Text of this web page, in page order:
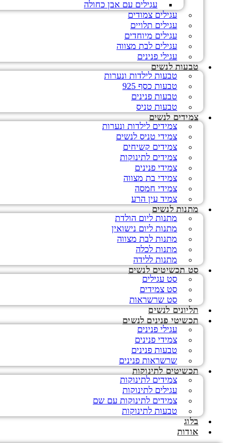
עגילים עם אבן כחולה
עגילים צמודים
עגילים תלויים
עגילים מיוחדים
עגילים לבת מצווה
עגילי פנינים
טבעות לנשים
טבעות לילדות ונערות
טבעות כסף 925
טבעות פנינים
טבעות טניס
צמידים לנשים
צמידים לילדות ונערות
צמידי טניס לנשים
צמידים קשיחים
צמידים לתינוקות
צמידי פנינים
צמידי בת מצווה
צמידי חמסה
צמיד עין הרע
מתנות לנשים
מתנות ליום הולדת
מתנות ליום נישואין
מתנות לבת מצווה
מתנות לכלה
מתנות ללידה
סט תכשיטים לנשים
סט עגילים
סט צמידים
סט שרשראות
תליונים לנשים
תכשיטי פנינים לנשים
עגילי פנינים
צמידי פנינים
טבעות פנינים
שרשראות פנינים
תכשיטים לתינוקות
צמידים לתינוקות
עגילים לתינוקות
צמידים לתינוקות עם שם
טבעות לתינוקות
בלוג
אודות